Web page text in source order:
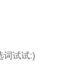
词试试:)